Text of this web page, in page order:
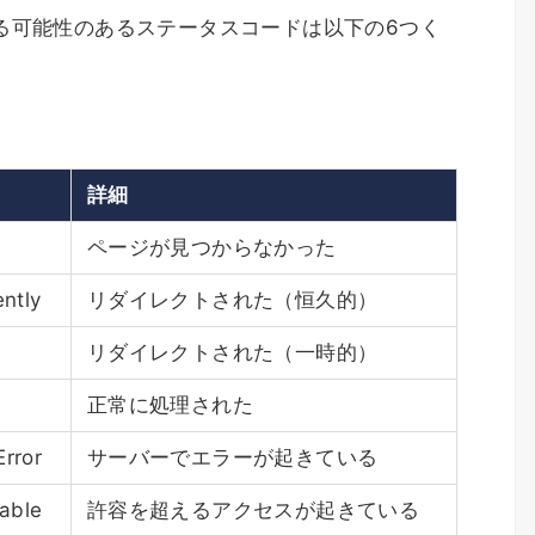
能性のあるステータスコードは以下の6つく
詳細
ページが見つからなかった
リダイレクトされた（恒久的）
リダイレクトされた（一時的）
正常に処理された
サーバーでエラーが起きている
許容を超えるアクセスが起きている